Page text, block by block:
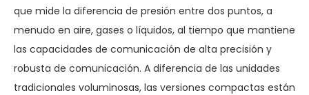
que mide la diferencia de presión entre dos puntos, a
menudo en aire, gases o líquidos, al tiempo que mantiene
las capacidades de comunicación de alta precisión y
robusta de comunicación. A diferencia de las unidades
tradicionales voluminosas, las versiones compactas están